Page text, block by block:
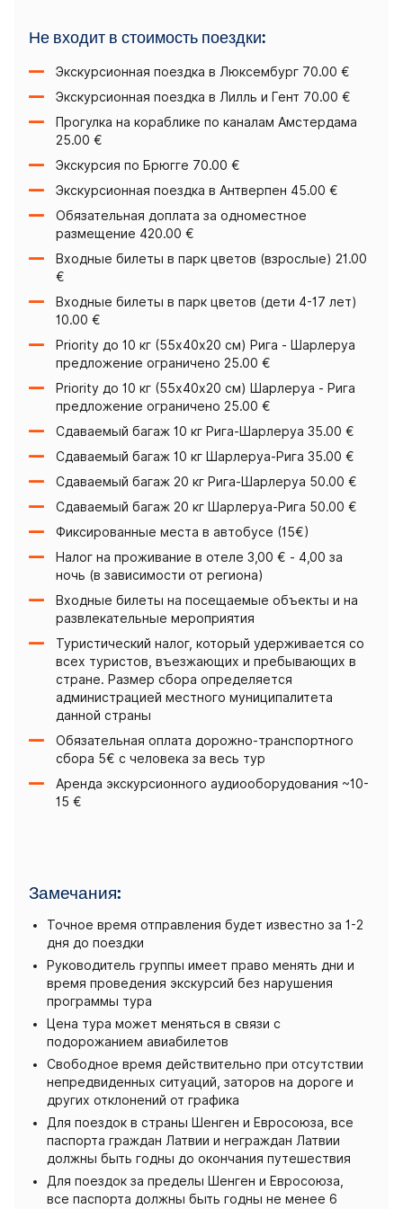
Не входит в стоимость поездки:
Экскурсионная поездка в Люксембург 70.00 €
Экскурсионная поездка в Лилль и Гент 70.00 €
Прогулка на кораблике по каналам Амстердама
25.00 €
Экскурсия по Брюгге 70.00 €
Экскурсионная поездка в Антверпен 45.00 €
Обязательная доплата за одноместное
размещение 420.00 €
Входные билеты в парк цветов (взрослые) 21.00
€
Входные билеты в парк цветов (дети 4-17 лет)
10.00 €
Priority до 10 кг (55x40x20 cм) Рига - Шарлеруа
предложение ограничено 25.00 €
Priority до 10 кг (55x40x20 cм) Шарлеруа - Рига
предложение ограничено 25.00 €
Сдаваемый багаж 10 кг Рига-Шарлеруа 35.00 €
Сдаваемый багаж 10 кг Шарлеруа-Рига 35.00 €
Сдаваемый багаж 20 кг Рига-Шарлеруа 50.00 €
Сдаваемый багаж 20 кг Шарлеруа-Рига 50.00 €
Фиксированные места в автобусе (15€)
Налог на проживание в отеле 3,00 € - 4,00 за
ночь (в зависимости от региона)
Входные билеты на посещаемые объекты и на
развлекательные мероприятия
Туристический налог, который удерживается со
всех туристов, въезжающих и пребывающих в
стране. Размер сбора определяется
администрацией местного муниципалитета
данной страны
Обязательная оплата дорожно-транспортного
сбора 5€ с человека за весь тур
Аренда экскурсионного аудиооборудования ~10-
15 €
Замечания:
Точное время отправления будет известно за 1-2
дня до поездки
Руководитель группы имеет право менять дни и
время проведения экскурсий без нарушения
программы тура
Цена тура может меняться в связи с
подорожанием авиабилетов
Свободное время действительно при отсутствии
непредвиденных ситуаций, заторов на дороге и
других отклонений от графика
Для поездок в страны Шенген и Евросоюза, все
паспорта граждан Латвии и неграждан Латвии
должны быть годны до окончания путешествия
Для поездок за пределы Шенген и Евросоюза,
все паспорта должны быть годны не менее 6